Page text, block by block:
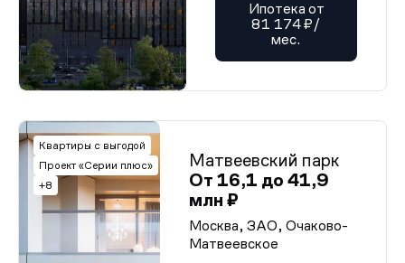
Ипотека от
81 174 ₽/
мес.
Квартиры с выгодой
Проект «Серии плюс»
+8
Матвеевский парк
От 16,1 до 41,9
млн ₽
Москва, ЗАО, Очаково-
Матвеевское